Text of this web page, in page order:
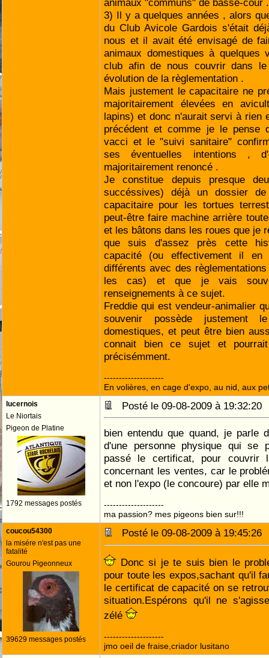
animaux "communs" de basse-cour .
3) Il y a quelques années , alors
du Club Avicole Gardois s'était
nous et il avait été envisagé de
animaux domestiques à quelques
club afin de nous couvrir dans le
évolution de la règlementation .
Mais justement le capacitaire ne
majoritairement élevées en
lapins) et donc n'aurait servi à rien
précédent et comme je le pense
vacci et le "suivi sanitaire"
ses éventuelles intentions ,
majoritairement renoncé .
Je constitue depuis presque
succéssives) déjà un dossier
capacitaire pour les tortues
peut-être faire machine arrière
et les bâtons dans les roues que je
que suis d'assez près cette
capacité (ou effectivement il
différents avec des
les cas) et que je vais
renseignements à ce sujet.
Freddie qui est vendeur-animalier
souvenir possède justement
domestiques, et peut être bien
connait bien ce sujet et
précisémment.
--------------------
En volières, en cage d'expo, au nid, aux
lucernois
Le Niortais
Pigeon de Platine
1792 messages postés
Posté le 09-08-2009 à
bien entendu que quand, je parle
d'une personne physique qui se
passé le certificat, pour couvrir
concernant les ventes, car le
et non l'expo (le concoure) par elle
--------------------
ma passion? mes pigeons bien sur!!!
coucou54300
la misére n'est pas une
fatalité
Gourou Pigeonneux
39629 messages postés
Posté le 09-08-2009 à
Donc si je te suis bien le
pour toute les expos,sachant qu'il
le certificat de capacité on se
situation.Espérons qu'il ne
zélé
--------------------
jmo oeil de fraise,criador lusitano